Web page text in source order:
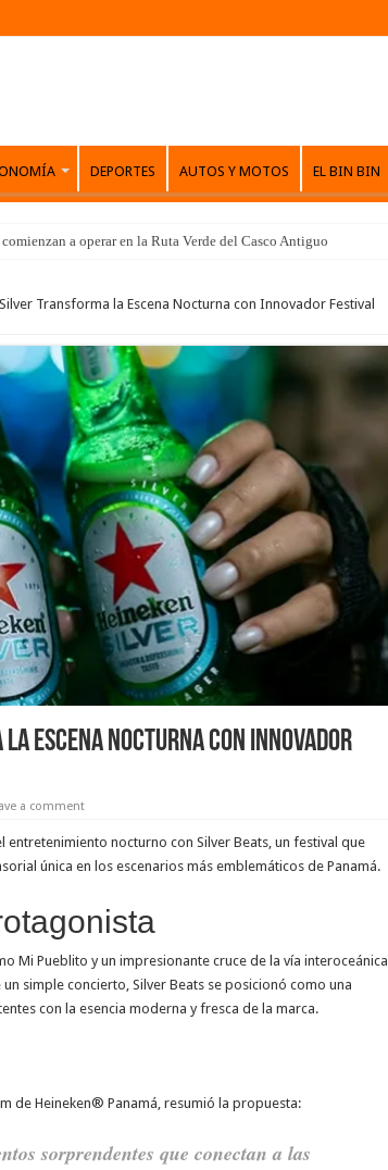
DEPORTES AUTOS Y MOTOS EL BIN BIN
a operar en la Ruta Verde del Casco Antiguo
Transforma la Escena Nocturna con Innovador Festival
Escena Nocturna con Innovador
a comment
entretenimiento nocturno con Silver Beats, un festival que
única en los escenarios más emblemáticos de Panamá.
Mi Pueblito y un impresionante cruce de la vía interoceánica
simple concierto, Silver Beats se posicionó como una
con la esencia moderna y fresca de la marca.
de Heineken® Panamá, resumió la propuesta:
sorprendentes que conectan a las